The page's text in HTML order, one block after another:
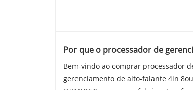
Por que o processador de
controle do sistema de áudio
Bem-vindo ao comprar processador
gerenciamento de alto-falante 4in